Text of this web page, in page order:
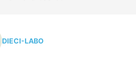
DIECI-LABO